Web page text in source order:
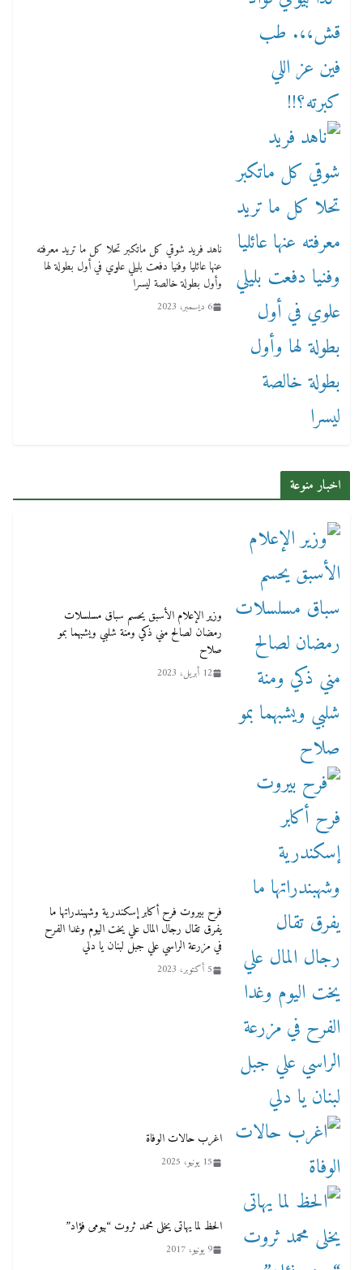
ناهد فريد شوقي كل ماتكبر تحلا كل ما تريد معرفته
عنها عائليا وفنيا دفعت بليلي علوي في أول بطولة لها
وأول بطولة خالصة ليسرا
6 ديسمبر، 2023
اخبار منوعة
وزير الإعلام الأسبق يحسم سباق مسلسلات
رمضان لصالح مني ذكي ومنة شلبي ويشبهما بمو
صلاح
12 أبريل، 2023
فرح بيروت فرح أكابر إسكندرية وشهبندراتها ما
يفرق تقال رجال المال علي يخت اليوم وغدا الفرح
في مزرعة الراسي علي جبل لبنان يا دلي
5 أكتوبر، 2023
اغرب حالات الوفاة
15 يونيو، 2025
الحظ لما يهاتى يخلى محمد ثروت “بيومى فؤاد”
9 يونيو، 2017